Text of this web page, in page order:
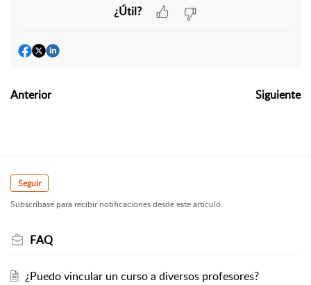
¿Útil?
Anterior Siguiente
Seguir
Subscríbase para recibir notificaciones desde este artículo.
FAQ
¿Puedo vincular un curso a diversos profesores?